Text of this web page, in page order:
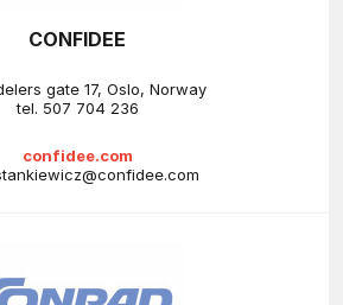
CONFIDEE
gate 17, Oslo, Norway
tel. 507 704 236
confidee.com